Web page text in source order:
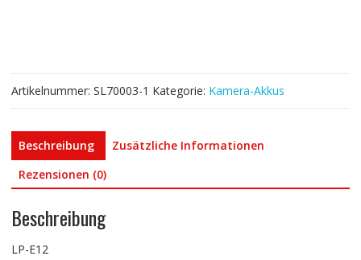
Artikelnummer: SL70003-1 Kategorie: Kamera-Akkus
Beschreibung
Zusätzliche Informationen
Rezensionen (0)
Beschreibung
LP-E12